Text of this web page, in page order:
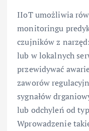
IIoT umożliwia
monitoringu
czujników z
lub w lokalnych
przewidywać
zaworów
sygnałów
lub odchyleń od
Wprowadzenie